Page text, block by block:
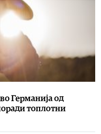
Германија од
топлотни